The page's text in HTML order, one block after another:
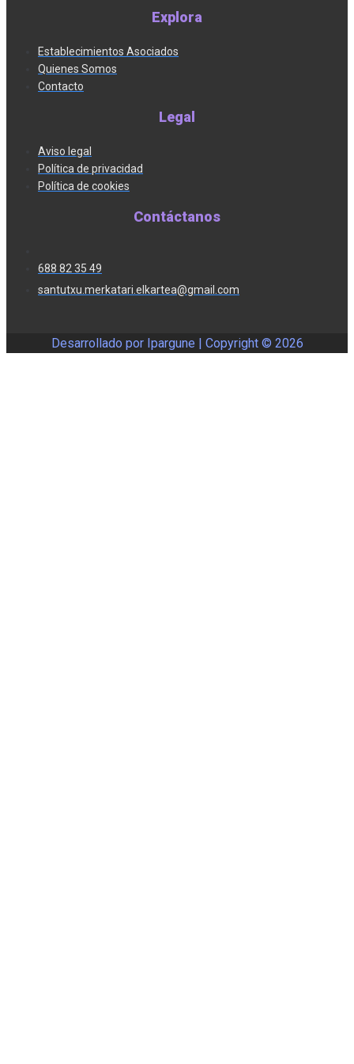
Explora
Establecimientos Asociados
Quienes Somos
Contacto
Legal
Aviso legal
Política de privacidad
Política de cookies
Contáctanos
688 82 35 49
santutxu.merkatari.elkartea@gmail.com
Desarrollado por Ipargune | Copyright © 2026